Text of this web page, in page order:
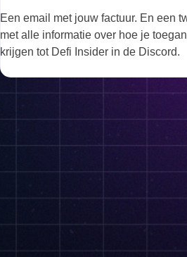
Een email met jouw factuur. En een
met alle informatie over hoe je
krijgen tot Defi Insider in de Discord.